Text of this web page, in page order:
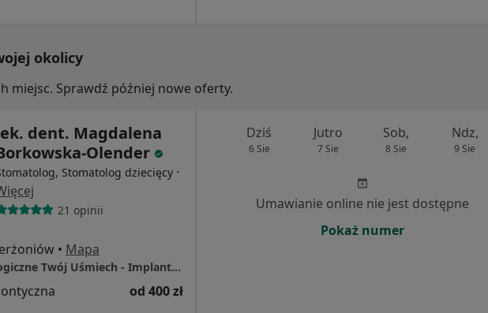
okolicy
miejsc. Sprawdź później nowe oferty.
dent. Magdalena
Olender
Stomatolog dziecięcy ·
21 opinii
• Mapa
Centrum Stomatologiczne Twój Uśmiech - Implantologia, Implantoprotetyka, Protetyka, Ortodoncja, Okluzja, Stomatologia Dzierżoniów
od 400 zł
Dziś
6 Sie
Jutro
7 Sie
Sob,
8 Sie
Ndz,
9 Sie
Umawianie online nie jest dostępne
Pokaż numer